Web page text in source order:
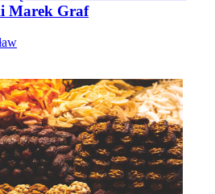
Marek Graf